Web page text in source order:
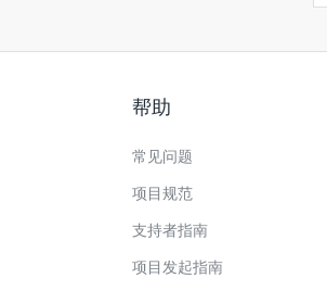
帮助
常见问题
项目规范
支持者指南
项目发起指南